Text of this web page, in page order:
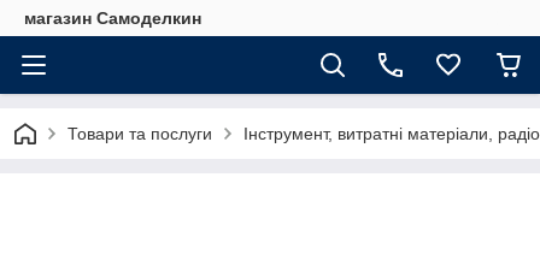
магазин Самоделкин
Товари та послуги Інструмент, витратні матеріали,